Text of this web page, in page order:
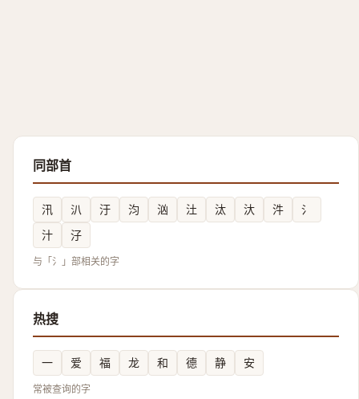
同部首
汛 汃 汙 汮 汹 汢 汰 汏 汼
氵
汁
汓
与「氵」部相关的字
热搜
一 爱 福 龙 和 德 静 安
常被查询的字